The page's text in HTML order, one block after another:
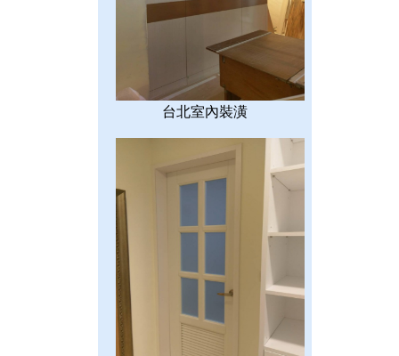
台北室內裝潢